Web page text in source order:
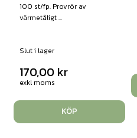
100 st/fp. Provrör av
värmetåligt ...
Slut i lager
170,00 kr
exkl moms
KÖP